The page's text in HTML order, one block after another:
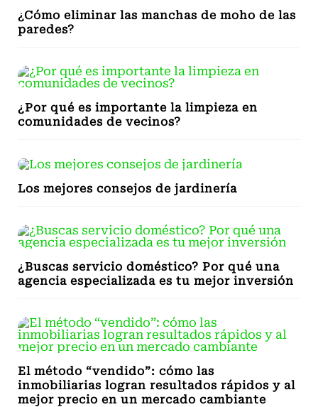
¿Cómo eliminar las manchas de moho de las
paredes?
¿Por qué es importante la limpieza en
comunidades de vecinos?
Los mejores consejos de jardinería
¿Buscas servicio doméstico? Por qué una
agencia especializada es tu mejor inversión
El método “vendido”: cómo las
inmobiliarias logran resultados rápidos y al
mejor precio en un mercado cambiante